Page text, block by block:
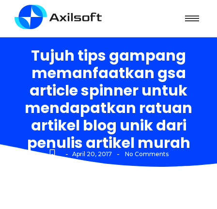
Tujuh tips gampang
memanfaatkan gsa
article spinner untuk
mendapatkan ratuan
artikel blog unik dari
penulis artikel murah
- April 20, 2017 - No Comments